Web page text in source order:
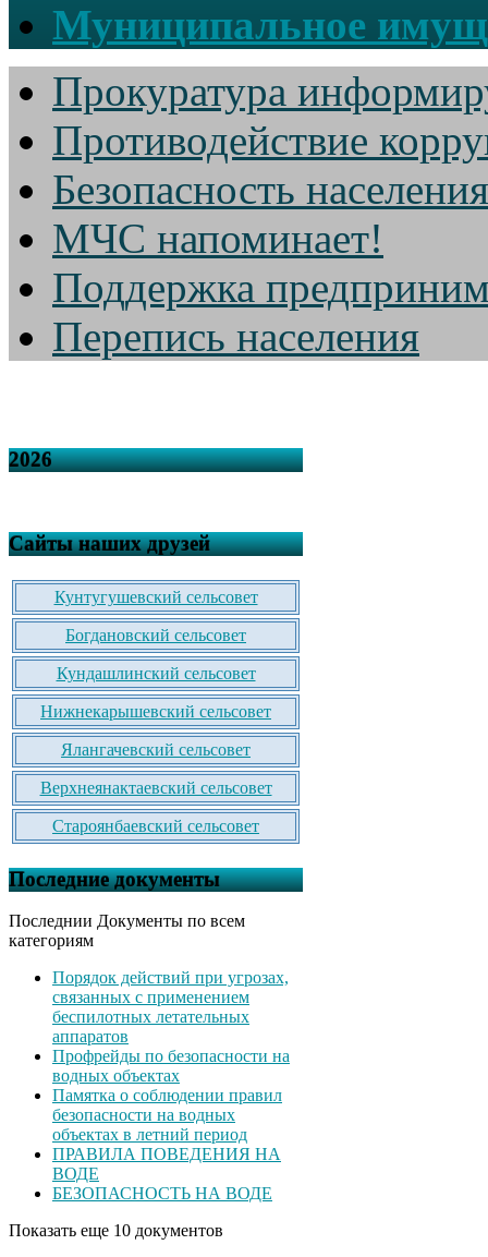
Муниципальное
Прокуратура
Противодействие
Безопасность населения
МЧС напоминает!
Поддержка
Перепись населения
2026
Сайты наших друзей
Кунтугушевский сельсовет
Богдановский сельсовет
Кундашлинский сельсовет
Нижнекарышевский сельсовет
Ялангачевский сельсовет
Верхнеянактаевский сельсовет
Староянбаевский сельсовет
Последние документы
Последнии Документы по всем
категориям
Порядок действий при угрозах,
связанных с применением
беспилотных летательных
аппаратов
Профрейды по безопасности на
водных объектах
Памятка о соблюдении правил
безопасности на водных
объектах в летний период
ПРАВИЛА ПОВЕДЕНИЯ НА
ВОДЕ
БЕЗОПАСНОСТЬ НА ВОДЕ
Показать еще 10 документов